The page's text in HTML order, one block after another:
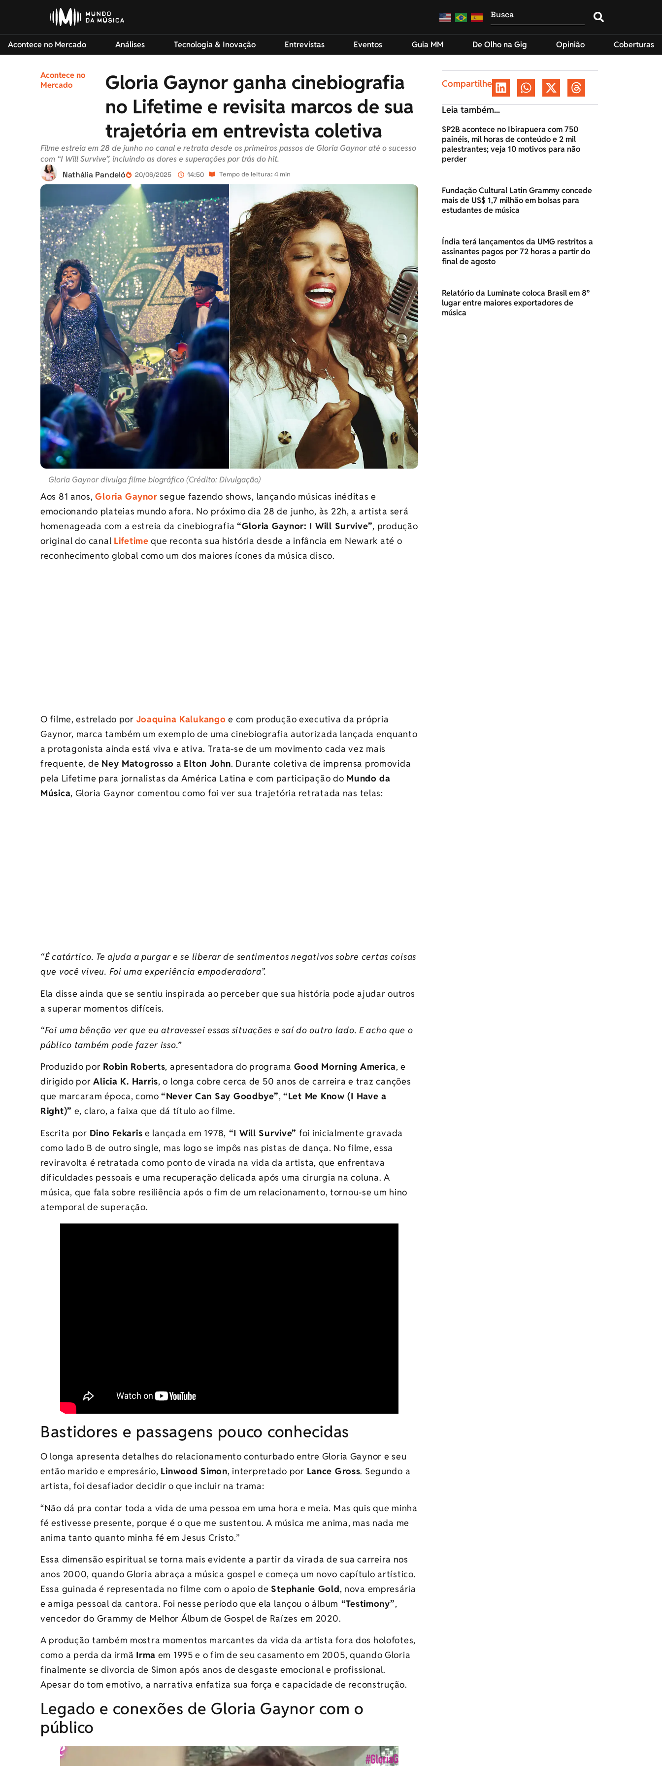
Acontece no Mercado Análises Tecnologia & Inovação Entrevistas Eventos Guia MM De Olho na Gig Opinião Coberturas
Acontece no
Mercado
Gloria Gaynor ganha cinebiografia
no Lifetime e revisita marcos de sua
trajetória em entrevista coletiva
Filme estreia em 28 de junho no canal e retrata desde os primeiros passos de Gloria Gaynor até o sucesso
com “I Will Survive”, incluindo as dores e superações por trás do hit.
Nathália Pandeló
20/06/2025 14:50 Tempo de leitura: 4 min
Gloria Gaynor divulga filme biográfico (Crédito: Divulgação)
Aos 81 anos,Gloria Gaynor segue fazendo shows, lançando músicas inéditas e
emocionando plateias mundo afora. No próximo dia 28 de junho, às 22h, a artista será
homenageada com a estreia da cinebiografia “Gloria Gaynor: I Will Survive”, produção
original do canal Lifetime que reconta sua história desde a infância em Newark até o
reconhecimento global como um dos maiores ícones da música disco.
O filme, estrelado por Joaquina Kalukango e com produção executiva da própria
Gaynor, marca também um exemplo de uma cinebiografia autorizada lançada enquanto
a protagonista ainda está viva e ativa. Trata-se de um movimento cada vez mais
frequente, de Ney Matogrosso a Elton John. Durante coletiva de imprensa promovida
pela Lifetime para jornalistas da América Latina e com participação do Mundo da
Música, Gloria Gaynor comentou como foi ver sua trajetória retratada nas telas:
“É catártico. Te ajuda a purgar e se liberar de sentimentos negativos sobre certas coisas
que você viveu. Foi uma experiência empoderadora”.
Ela disse ainda que se sentiu inspirada ao perceber que sua história pode ajudar outros
a superar momentos difíceis.
“Foi uma bênção ver que eu atravessei essas situações e saí do outro lado. E acho que o
público também pode fazer isso.”
Produzido por Robin Roberts, apresentadora do programa Good Morning America, e
dirigido porAlicia K. Harris, o longa cobre cerca de 50 anos de carreira e traz canções
que marcaram época, como“Never Can Say Goodbye”,“Let Me Know (I Have a
Right)” e, claro, a faixa que dá título ao filme.
Escrita por Dino Fekaris e lançada em 1978, “I Will Survive” foi inicialmente gravada
como lado B de outro single, mas logo se impôs nas pistas de dança. No filme, essa
reviravolta é retratada como ponto de virada na vida da artista, que enfrentava
dificuldades pessoais e uma recuperação delicada após uma cirurgia na coluna. A
música, que fala sobre resiliência após o fim de um relacionamento, tornou-se um hino
atemporal de superação.
Bastidores e passagens pouco conhecidas
O longa apresenta detalhes do relacionamento conturbado entre Gloria Gaynor e seu
então marido e empresário, Linwood Simon, interpretado por Lance Gross. Segundo a
artista, foi desafiador decidir o que incluir na trama:
“Não dá pra contar toda a vida de uma pessoa em uma hora e meia. Mas quis que minha
fé estivesse presente, porque é o que me sustentou. A música me anima, mas nada me
anima tanto quanto minha fé em Jesus Cristo.”
Essa dimensão espiritual se torna mais evidente a partir da virada de sua carreira nos
anos 2000, quando Gloria abraça a música gospel e começa um novo capítulo artístico.
Essa guinada é representada no filme com o apoio de Stephanie Gold, nova empresária
e amiga pessoal da cantora. Foi nesse período que ela lançou o álbum “Testimony”,
vencedor do Grammy de Melhor Álbum de Gospel de Raízes em 2020.
A produção também mostra momentos marcantes da vida da artista fora dos holofotes,
como a perda da irmã Irma em 1995 e o fim de seu casamento em 2005, quando Gloria
finalmente se divorcia de Simon após anos de desgaste emocional e profissional.
Apesar do tom emotivo, a narrativa enfatiza sua força e capacidade de reconstrução.
Legado e conexões de Gloria Gaynor com o
público
Compartilhe
Leia também...
SP2B acontece no Ibirapuera com 750
painéis, mil horas de conteúdo e 2 mil
palestrantes; veja 10 motivos para não
perder
Fundação Cultural Latin Grammy concede
mais de US$ 1,7 milhão em bolsas para
estudantes de música
Índia terá lançamentos da UMG restritos a
assinantes pagos por 72 horas a partir do
final de agosto
Relatório da Luminate coloca Brasil em 8º
lugar entre maiores exportadores de
música